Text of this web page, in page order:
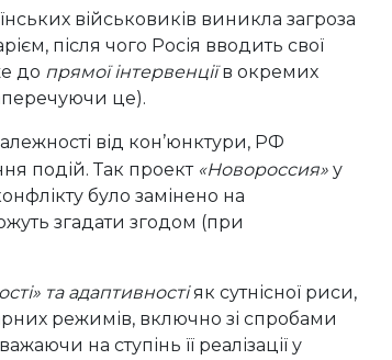
військовиків виникла загроза
після чого Росія вводить свої
до прямої інтервенціїв окремих
це).
від кон’юнктури, РФ
подій. Так проект «Новороссия» у
було замінено на
згадати згодом (при
та адаптивностіяк сутнісної риси,
режимів, включно зі спробами
на ступінь її реалізації у